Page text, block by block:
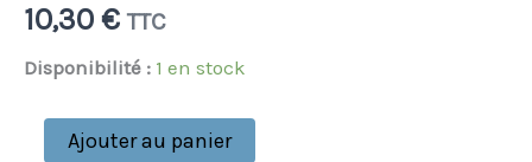
10,30 € TTC
Disponibilité : 1 en stock
Ajouter au panier